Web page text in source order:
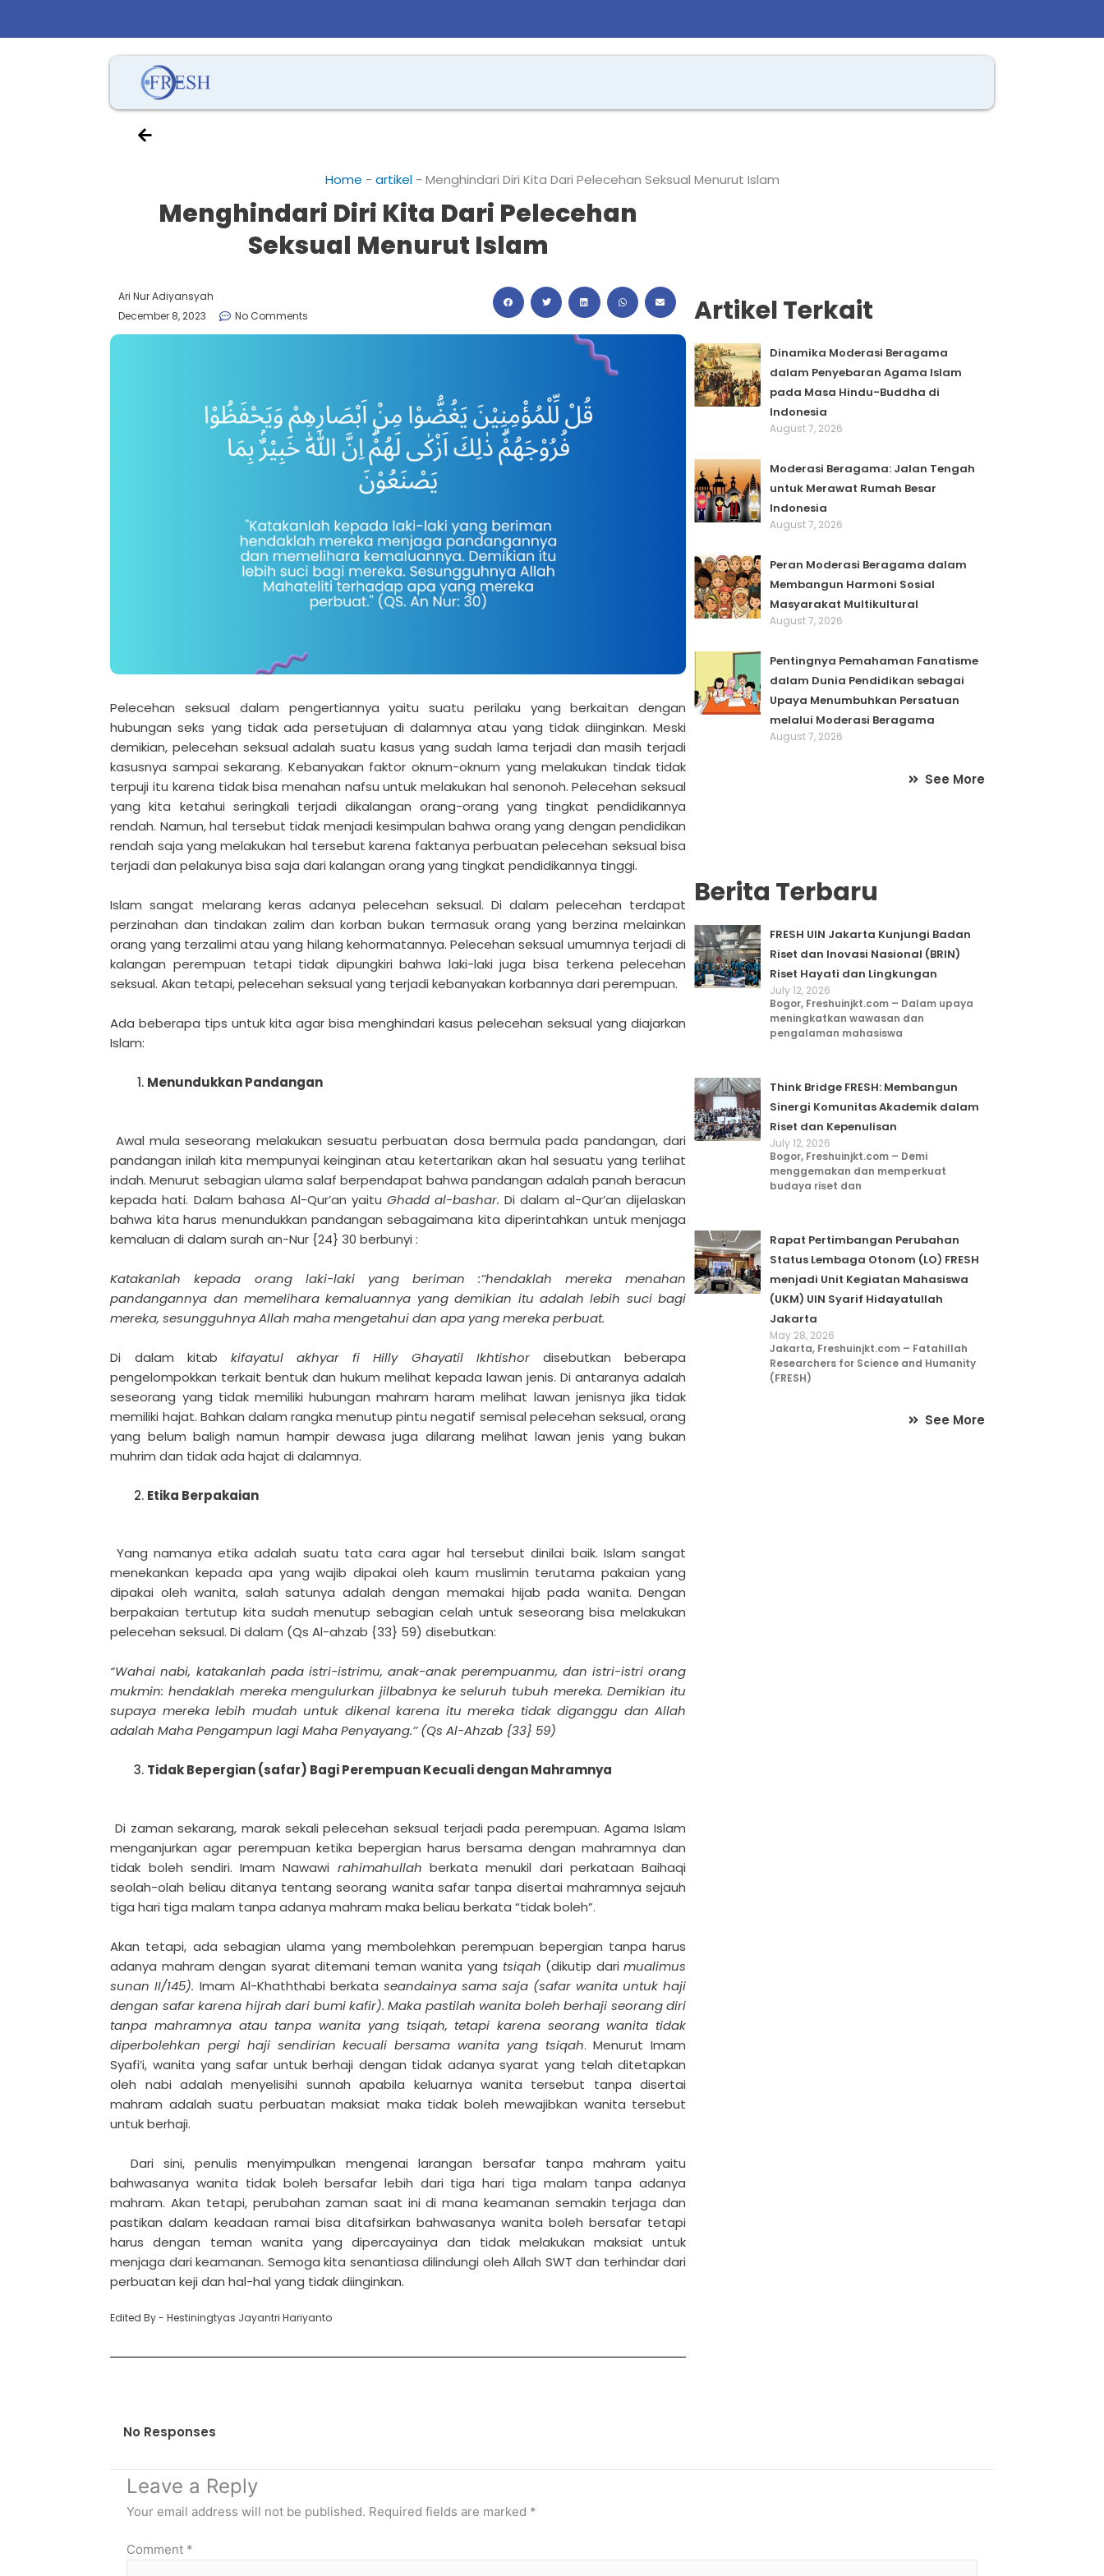
Home - artikel- Menghindari Diri Kita Dari Pelecehan Seksual Menurut Islam
Menghindari Diri Kita Dari Pelecehan
Seksual Menurut Islam
Ari Nur Adiyansyah
December 8, 2023
No Comments
Pelecehan seksual dalam pengertiannya yaitu suatu perilaku yang berkaitan dengan
hubungan seks yang tidak ada persetujuan di dalamnya atau yang tidak diinginkan. Meski
demikian, pelecehan seksual adalah suatu kasus yang sudah lama terjadi dan masih terjadi
kasusnya sampai sekarang. Kebanyakan faktor oknum-oknum yang melakukan tindak tidak
terpuji itu karena tidak bisa menahan nafsu untuk melakukan hal senonoh. Pelecehan seksual
yang kita ketahui seringkali terjadi dikalangan orang-orang yang tingkat pendidikannya
rendah. Namun, hal tersebut tidak menjadi kesimpulan bahwa orang yang dengan pendidikan
rendah saja yang melakukan hal tersebut karena faktanya perbuatan pelecehan seksual bisa
terjadi dan pelakunya bisa saja dari kalangan orang yang tingkat pendidikannya tinggi.
Islam sangat melarang keras adanya pelecehan seksual. Di dalam pelecehan terdapat
perzinahan dan tindakan zalim dan korban bukan termasuk orang yang berzina melainkan
orang yang terzalimi atau yang hilang kehormatannya. Pelecehan seksual umumnya terjadi di
kalangan perempuan tetapi tidak dipungkiri bahwa laki-laki juga bisa terkena pelecehan
seksual. Akan tetapi, pelecehan seksual yang terjadi kebanyakan korbannya dari perempuan.
Ada beberapa tips untuk kita agar bisa menghindari kasus pelecehan seksual yang diajarkan
Islam:
Menundukkan Pandangan
Awal mula seseorang melakukan sesuatu perbuatan dosa bermula pada pandangan, dari
pandangan inilah kita mempunyai keinginan atau ketertarikan akan hal sesuatu yang terlihat
indah. Menurut sebagian ulama salaf berpendapat bahwa pandangan adalah panah beracun
kepada hati. Dalam bahasa Al-Qur’an yaitu Ghadd al-bashar. Di dalam al-Qur’an dijelaskan
bahwa kita harus menundukkan pandangan sebagaimana kita diperintahkan untuk menjaga
kemaluan di dalam surah an-Nur {24} 30 berbunyi :
Katakanlah kepada orang laki-laki yang beriman :’’hendaklah mereka menahan
pandangannya dan memelihara kemaluannya yang demikian itu adalah lebih suci bagi
mereka, sesungguhnya Allah maha mengetahui dan apa yang mereka perbuat.
Di dalam kitab kifayatul akhyar fi Hilly Ghayatil Ikhtishor disebutkan beberapa
pengelompokkan terkait bentuk dan hukum melihat kepada lawan jenis. Di antaranya adalah
seseorang yang tidak memiliki hubungan mahram haram melihat lawan jenisnya jika tidak
memiliki hajat. Bahkan dalam rangka menutup pintu negatif semisal pelecehan seksual, orang
yang belum baligh namun hampir dewasa juga dilarang melihat lawan jenis yang bukan
muhrim dan tidak ada hajat di dalamnya.
Etika Berpakaian
Yang namanya etika adalah suatu tata cara agar hal tersebut dinilai baik. Islam sangat
menekankan kepada apa yang wajib dipakai oleh kaum muslimin terutama pakaian yang
dipakai oleh wanita, salah satunya adalah dengan memakai hijab pada wanita. Dengan
berpakaian tertutup kita sudah menutup sebagian celah untuk seseorang bisa melakukan
pelecehan seksual. Di dalam (Qs Al-ahzab {33} 59) disebutkan:
“Wahai nabi, katakanlah pada istri-istrimu, anak-anak perempuanmu, dan istri-istri orang
mukmin: hendaklah mereka mengulurkan jilbabnya ke seluruh tubuh mereka. Demikian itu
supaya mereka lebih mudah untuk dikenal karena itu mereka tidak diganggu dan Allah
adalah Maha Pengampun lagi Maha Penyayang.’’ (Qs Al-Ahzab {33} 59)
Tidak Bepergian (safar) Bagi Perempuan Kecuali dengan Mahramnya
Di zaman sekarang, marak sekali pelecehan seksual terjadi pada perempuan. Agama Islam
menganjurkan agar perempuan ketika bepergian harus bersama dengan mahramnya dan
tidak boleh sendiri. Imam Nawawi rahimahullahberkata menukil dari perkataan Baihaqi
seolah-olah beliau ditanya tentang seorang wanita safar tanpa disertai mahramnya sejauh
tiga hari tiga malam tanpa adanya mahram maka beliau berkata “tidak boleh”.
Akan tetapi, ada sebagian ulama yang membolehkan perempuan bepergian tanpa harus
adanya mahram dengan syarat ditemani teman wanita yang tsiqah (dikutip darimualimus
sunan II/145). Imam Al-Khaththabi berkata seandainya sama saja (safar wanita untuk haji
dengan safar karena hijrah dari bumi kafir). Maka pastilah wanita boleh berhaji seorang diri
tanpa mahramnya atau tanpa wanita yang tsiqah, tetapi karena seorang wanita tidak
diperbolehkan pergi haji sendirian kecuali bersama wanita yang tsiqah. Menurut Imam
Syafi’i, wanita yang safar untuk berhaji dengan tidak adanya syarat yang telah ditetapkan
oleh nabi adalah menyelisihi sunnah apabila keluarnya wanita tersebut tanpa disertai
mahram adalah suatu perbuatan maksiat maka tidak boleh mewajibkan wanita tersebut
untuk berhaji.
Dari sini, penulis menyimpulkan mengenai larangan bersafar tanpa mahram yaitu
bahwasanya wanita tidak boleh bersafar lebih dari tiga hari tiga malam tanpa adanya
mahram. Akan tetapi, perubahan zaman saat ini di mana keamanan semakin terjaga dan
pastikan dalam keadaan ramai bisa ditafsirkan bahwasanya wanita boleh bersafar tetapi
harus dengan teman wanita yang dipercayainya dan tidak melakukan maksiat untuk
menjaga dari keamanan. Semoga kita senantiasa dilindungi oleh Allah SWT dan terhindar dari
perbuatan keji dan hal-hal yang tidak diinginkan.
Edited By - Hestiningtyas Jayantri Hariyanto
Artikel Terkait
Dinamika Moderasi Beragama
dalam Penyebaran Agama Islam
pada Masa Hindu-Buddha di
Indonesia
August 7, 2026
Moderasi Beragama: Jalan Tengah
untuk Merawat Rumah Besar
Indonesia
August 7, 2026
Peran Moderasi Beragama dalam
Membangun Harmoni Sosial
Masyarakat Multikultural
August 7, 2026
Pentingnya Pemahaman Fanatisme
dalam Dunia Pendidikan sebagai
Upaya Menumbuhkan Persatuan
melalui Moderasi Beragama
August 7, 2026
See More
Berita Terbaru
FRESH UIN Jakarta Kunjungi Badan
Riset dan Inovasi Nasional (BRIN)
Riset Hayati dan Lingkungan
July 12, 2026
Bogor, Freshuinjkt.com – Dalam upaya
meningkatkan wawasan dan
pengalaman mahasiswa
Think Bridge FRESH: Membangun
Sinergi Komunitas Akademik dalam
Riset dan Kepenulisan
July 12, 2026
Bogor, Freshuinjkt.com – Demi
menggemakan dan memperkuat
budaya riset dan
Rapat Pertimbangan Perubahan
Status Lembaga Otonom (LO) FRESH
menjadi Unit Kegiatan Mahasiswa
(UKM) UIN Syarif Hidayatullah
Jakarta
May 28, 2026
Jakarta, Freshuinjkt.com – Fatahillah
Researchers for Science and Humanity
(FRESH)
See More
No Responses
Leave a Reply
Your email address will not be published. Required fields are marked *
Comment *